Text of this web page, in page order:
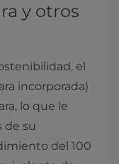
y otros
el
incorporada)
lo que le
de su
del 100